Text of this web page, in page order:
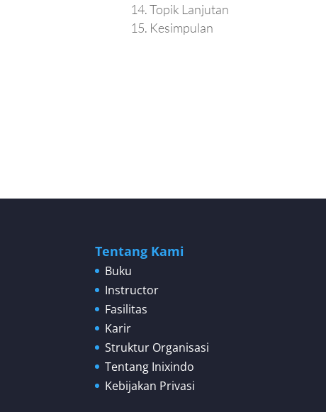
Topik Lanjutan
Kesimpulan
Tentang Kami
Buku
Instructor
Fasilitas
Karir
Struktur Organisasi
Tentang Inixindo
Kebijakan Privasi